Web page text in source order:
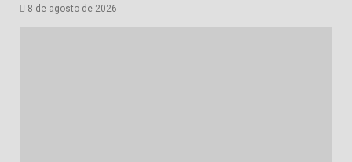
8 de agosto de 2026